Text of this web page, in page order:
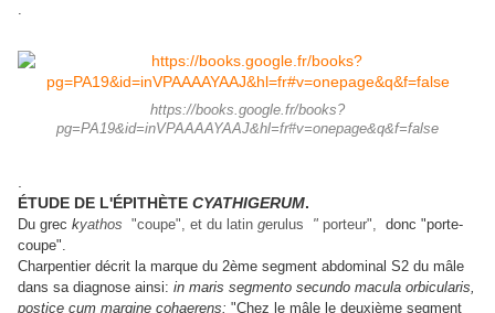
.
https://books.google.fr/books?
pg=PA19&id=inVPAAAAYAAJ&hl=fr#v=onepage&q&f=false
ÉTUDE DE L'ÉPITHÈTE CYATHIGERUM.
Du grec kyathos "coupe", et du latin gerulus " porteur", donc "porte-
coupe".
Charpentier décrit la marque du 2ème segment abdominal S2 du mâle
dans sa diagnose ainsi: in maris segmento secundo macula orbicularis,
postice cum margine cohaerens: "Chez le mâle le deuxième segment